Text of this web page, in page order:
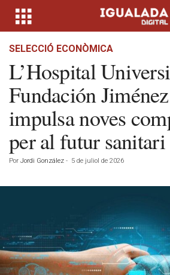
SELECCIÓ ECONÒMICA
L’Hospital
Fundación
impulsa noves
per al futur sanitari
Por Jordi González - 5 de juliol de 2026